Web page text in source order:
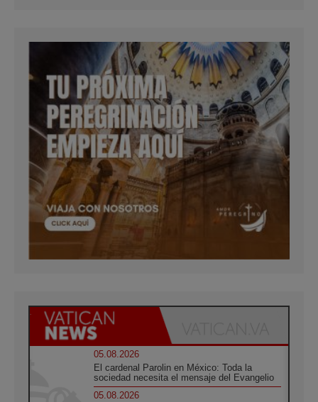
05.08.2026
El cardenal Parolin en México: Toda la
sociedad necesita el mensaje del Evangelio
05.08.2026